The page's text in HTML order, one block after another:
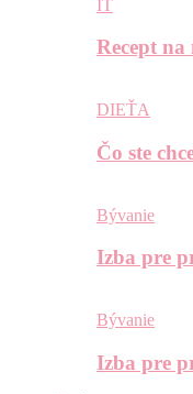
IT
Recept
DIEŤA
Čo ste
Bývanie
Izba pre
Bývanie
Izba pre